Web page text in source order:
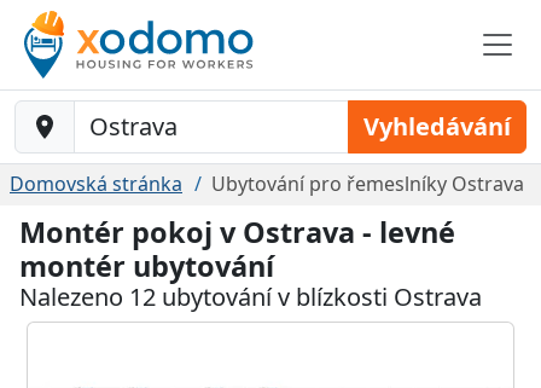
Baustelle-Location Vyhledávání
Domovská stránka Ubytování pro řemeslníky Ostrava
Montér pokoj v Ostrava - levné
montér ubytování
Nalezeno 12 ubytování v blízkosti Ostrava